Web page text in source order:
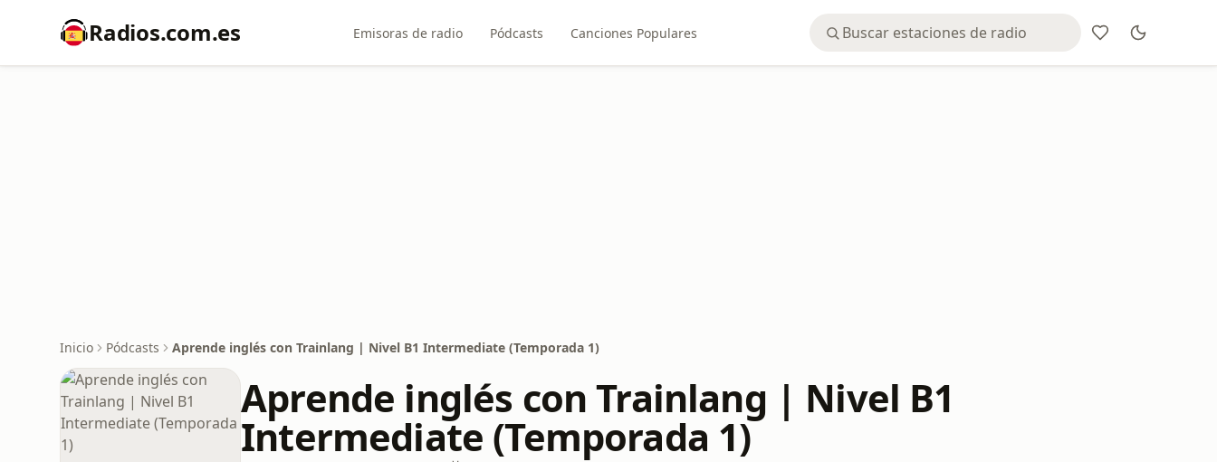
Radios.com.es Emisoras de radio Pódcasts Canciones Populares
Inicio Pódcasts Aprende inglés con Trainlang | Nivel B1 Intermediate (Temporada 1)
Aprende inglés con Trainlang | Nivel B1
Intermediate (Temporada 1)